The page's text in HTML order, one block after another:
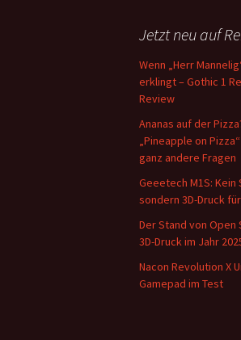
Jetzt neu auf
Wenn „Herr
erklingt – Gothic 1
Review
Ananas auf der
„Pineapple on
ganz andere Fragen
Geeetech M1S: Kein
sondern 3D-Druck
Der Stand von Open
3D-Druck im Jahr
Nacon Revolution X
Gamepad im Test